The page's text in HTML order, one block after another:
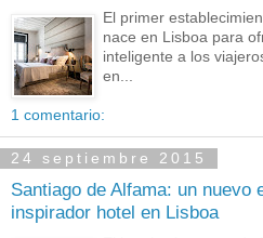
El primer
nace en Lisboa para
inteligente a los
en...
1 comentario:
24 septiembre 2015
Santiago de Alfama: un nuevo
inspirador hotel en Lisboa